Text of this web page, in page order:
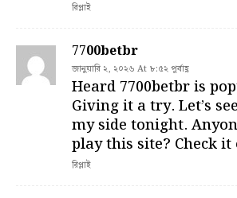
রিপ্লাই
7700betbr
জানুয়ারি ২, ২০২৬ At ৮:৫২ পূর্বাহ্ণ
Heard 7700betbr is
Giving it a try. Let’s
my side tonight.
play this site? Check it
রিপ্লাই